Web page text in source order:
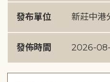
發布單位 新莊中港
發佈時間 2026-